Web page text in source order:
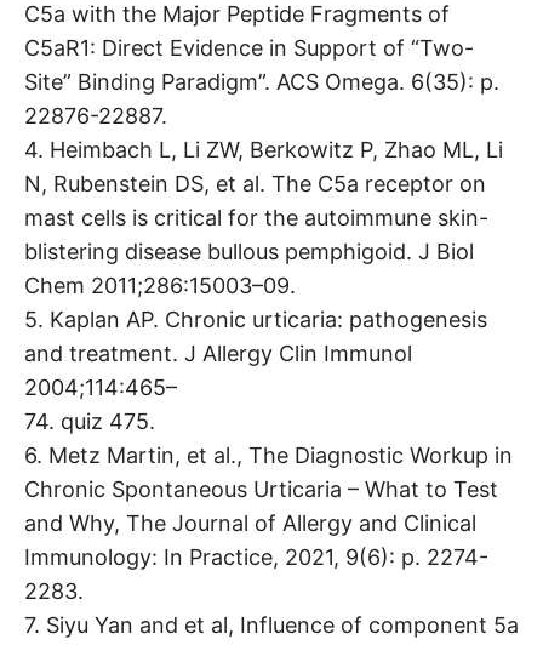
C5a with the Major Peptide Fragments of
C5aR1: Direct Evidence in Support of “Two-
Site” Binding Paradigm”. ACS Omega. 6(35): p.
22876-22887.
4. Heimbach L, Li ZW, Berkowitz P, Zhao ML, Li
N, Rubenstein DS, et al. The C5a receptor on
mast cells is critical for the autoimmune skin-
blistering disease bullous pemphigoid. J Biol
Chem 2011;286:15003–09.
5. Kaplan AP. Chronic urticaria: pathogenesis
and treatment. J Allergy Clin Immunol
2004;114:465–
74. quiz 475.
6. Metz Martin, et al., The Diagnostic Workup in
Chronic Spontaneous Urticaria – What to Test
and Why, The Journal of Allergy and Clinical
Immunology: In Practice, 2021, 9(6): p. 2274-
2283.
7. Siyu Yan and et al, Influence of component 5a